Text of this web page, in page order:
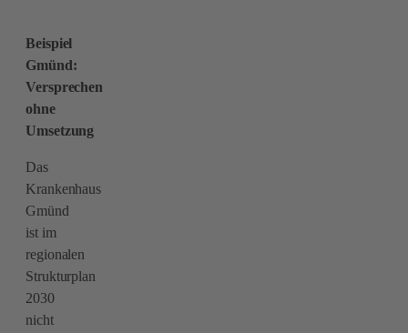
Beispiel
Gmünd:
Versprechen
ohne
Umsetzung
Das
Krankenhaus
Gmünd
ist im
regionalen
Strukturplan
2030
nicht